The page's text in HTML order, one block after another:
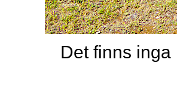
Det finns